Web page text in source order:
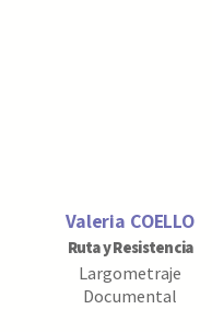
Valeria COELLO
Ruta y Resistencia
Largometraje
Documental